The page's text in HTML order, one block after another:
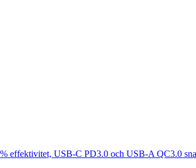
effektivitet, USB-C PD3.0 och USB-A QC3.0